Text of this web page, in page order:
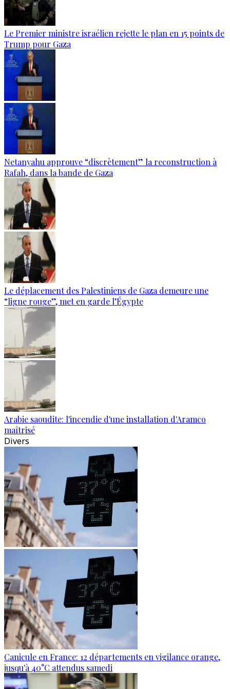
Le Premier ministre israélien rejette le plan en 15 points de
Trump pour Gaza
Netanyahu approuve “discrètement” la reconstruction à
Rafah, dans la bande de Gaza
Le déplacement des Palestiniens de Gaza demeure une
“ligne rouge”, met en garde l’Égypte
Arabie saoudite: l'incendie d'une installation d'Aramco
maîtrisé
Divers
Canicule en France: 12 départements en vigilance orange,
jusqu'à 40°C attendus samedi